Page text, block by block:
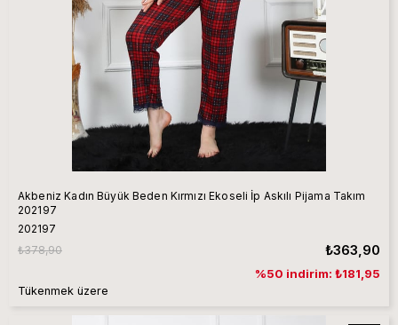
Akbeniz Kadın Büyük Beden Kırmızı Ekoseli İp Askılı Pijama Takım
202197
202197
₺363,90
₺378,90
%50 indirim: ₺181,95
Tükenmek üzere